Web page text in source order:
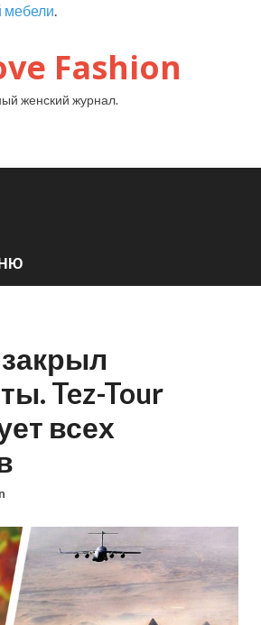
мебели.
Fashion
женский журнал.
Tez-Tour
всех